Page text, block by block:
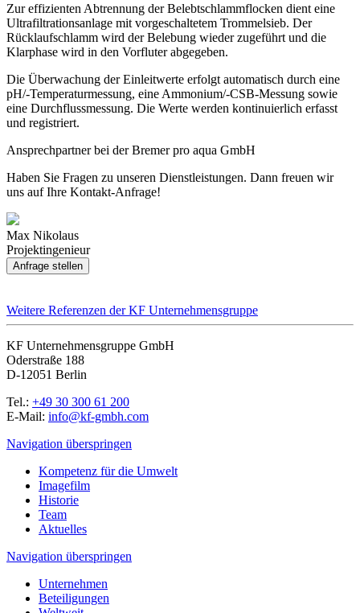
Zur effizienten Abtrennung der Belebtschlammflocken dient eine
Ultrafiltrationsanlage mit vorgeschaltetem Trommelsieb. Der
Rücklaufschlamm wird der Belebung wieder zugeführt und die
Klarphase wird in den Vorfluter abgegeben.
Die Überwachung der Einleitwerte erfolgt automatisch durch eine
pH/-Temperaturmessung, eine Ammonium/-CSB-Messung sowie
eine Durchflussmessung. Die Werte werden kontinuierlich erfasst
und registriert.
Ansprechpartner bei der Bremer pro aqua GmbH
Haben Sie Fragen zu unseren Dienstleistungen. Dann freuen wir
uns auf Ihre Kontakt-Anfrage!
Max Nikolaus
Projektingenieur
Anfrage stellen
Weitere Referenzen der KF Unternehmensgruppe
KF Unternehmensgruppe GmbH
Oderstraße 188
D-12051 Berlin
Tel.: +49 30 300 61 200
E-Mail: info@kf-gmbh.com
Navigation überspringen
Kompetenz für die Umwelt
Imagefilm
Historie
Team
Aktuelles
Navigation überspringen
Unternehmen
Beteiligungen